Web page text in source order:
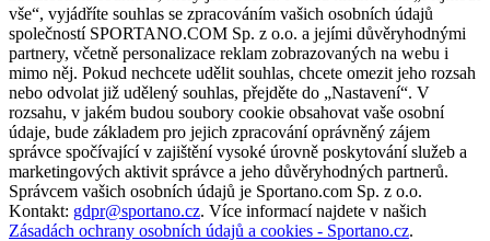
vše“, vyjádříte souhlas se zpracováním vašich osobních údajů
společností SPORTANO.COM Sp. z o.o. a jejími důvěryhodnými
partnery, včetně personalizace reklam zobrazovaných na webu i
mimo něj. Pokud nechcete udělit souhlas, chcete omezit jeho rozsah
nebo odvolat již udělený souhlas, přejděte do „Nastavení“. V
rozsahu, v jakém budou soubory cookie obsahovat vaše osobní
údaje, bude základem pro jejich zpracování oprávněný zájem
správce spočívající v zajištění vysoké úrovně poskytování služeb a
marketingových aktivit správce a jeho důvěryhodných partnerů.
Správcem vašich osobních údajů je Sportano.com Sp. z o.o.
Kontakt: gdpr@sportano.cz. Více informací najdete v našich
Zásadách ochrany osobních údajů a cookies - Sportano.cz.